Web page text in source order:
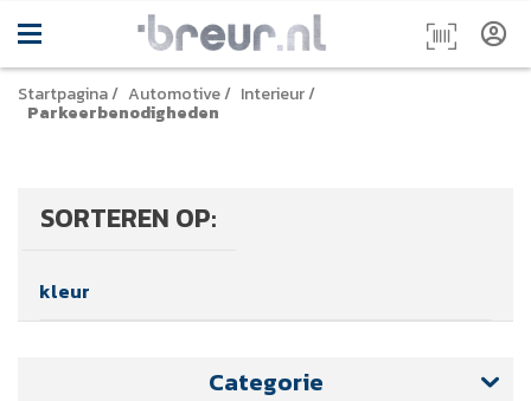
Startpagina/ Automotive/ Interieur/
Parkeerbenodigheden
SORTEREN OP:
kleur
Categorie